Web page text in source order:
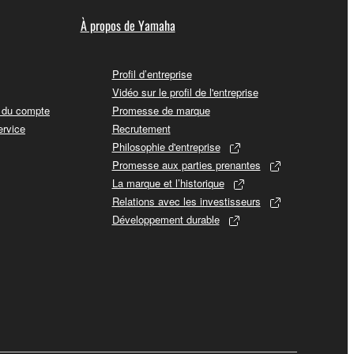
compte
À propos de Yamaha
Profil d’entreprise
Vidéo sur le profil de l'entreprise
Promesse de marque
Recrutement
Philosophie d'entreprise
Promesse aux parties prenantes
La marque et l’historique
Relations avec les investisseurs
Développement durable